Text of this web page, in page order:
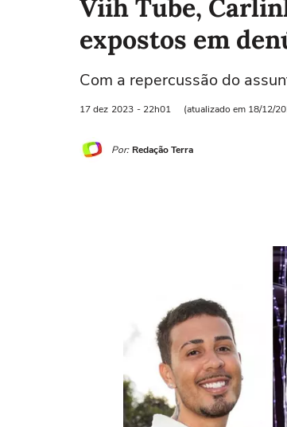
Viih Tube,
expostos em
Com a repercussão do
17 dez 2023 - 22h01 (atualizado em 18/12/
Por: Redação Terra